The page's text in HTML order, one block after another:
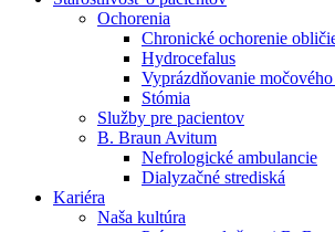
Ochorenia
Chronické ochorenie
Hydrocefalus
Vyprázdňovanie močového
Stómia
Služby pre pacientov
B. Braun Avitum
Nefrologické ambulancie
Dialyzačné strediská
Kariéra
Naša kultúra